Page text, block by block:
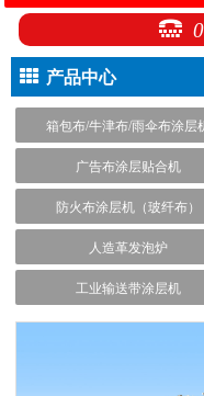
产品中心
箱包布/牛津布/雨伞布涂层
广告布涂层贴合机
防火布涂层机（玻纤布）
人造革发泡炉
工业输送带涂层机